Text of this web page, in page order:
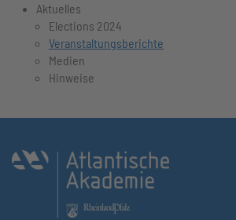
Aktuelles
Elections 2024
Veranstaltungsberichte
Medien
Hinweise